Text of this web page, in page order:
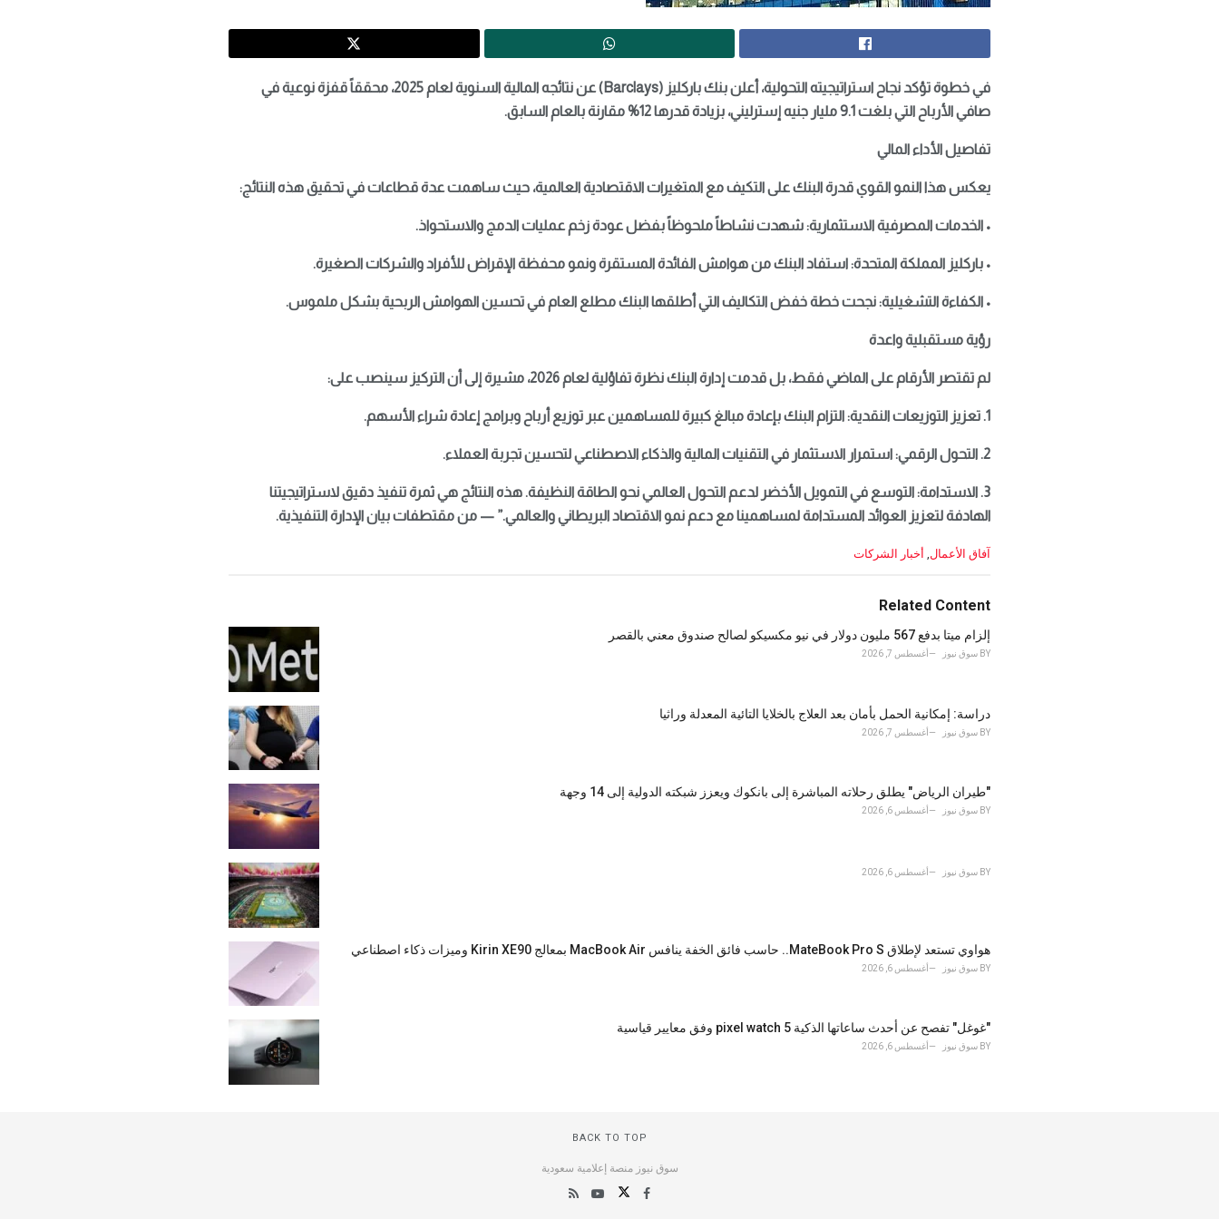
في خطوة تؤكد نجاح استراتيجيته التحولية، أعلن بنك باركليز (Barclays) عن نتائجه المالية السنوية لعام 2025، محققاً قفزة نوعية في
صافي الأرباح التي بلغت 9.1 مليار جنيه إسترليني، بزيادة قدرها 12% مقارنة بالعام السابق.
تفاصيل الأداء المالي
يعكس هذا النمو القوي قدرة البنك على التكيف مع المتغيرات الاقتصادية العالمية، حيث ساهمت عدة قطاعات في تحقيق هذه النتائج:
• الخدمات المصرفية الاستثمارية: شهدت نشاطاً ملحوظاً بفضل عودة زخم عمليات الدمج والاستحواذ.
• باركليز المملكة المتحدة: استفاد البنك من هوامش الفائدة المستقرة ونمو محفظة الإقراض للأفراد والشركات الصغيرة.
• الكفاءة التشغيلية: نجحت خطة خفض التكاليف التي أطلقها البنك مطلع العام في تحسين الهوامش الربحية بشكل ملموس.
رؤية مستقبلية واعدة
لم تقتصر الأرقام على الماضي فقط، بل قدمت إدارة البنك نظرة تفاؤلية لعام 2026، مشيرة إلى أن التركيز سينصب على:
1. تعزيز التوزيعات النقدية: التزام البنك بإعادة مبالغ كبيرة للمساهمين عبر توزيع أرباح وبرامج إعادة شراء الأسهم.
2. التحول الرقمي: استمرار الاستثمار في التقنيات المالية والذكاء الاصطناعي لتحسين تجربة العملاء.
3. الاستدامة: التوسع في التمويل الأخضر لدعم التحول العالمي نحو الطاقة النظيفة.
هذه النتائج هي ثمرة تنفيذ دقيق لاستراتيجيتنا
الهادفة لتعزيز العوائد المستدامة لمساهمينا مع دعم نمو الاقتصاد البريطاني والعالمي.” — من مقتطفات بيان الإدارة التنفيذية.
C
e
o
r
:
آفاق الأعمال أخبار الشركات
Related Content
إلزام ميتا بدفع 567 مليون دولار في نيو مكسيكو لصالح صندوق معني بالقصر
BY سوق نيوز أغسطس 7, 2026
دراسة: إمكانية الحمل بأمان بعد العلاج بالخلايا التائية المعدلة وراثيا
BY سوق نيوز أغسطس 7, 2026
"طيران الرياض" يطلق رحلاته المباشرة إلى بانكوك ويعزز شبكته الدولية إلى 14 وجهة
BY سوق نيوز أغسطس 6, 2026
BY سوق نيوز أغسطس 6, 2026
هواوي تستعد لإطلاق MateBook Pro S.. حاسب فائق الخفة ينافس MacBook Air بمعالج Kirin XE90 وميزات ذكاء اصطناعي
BY سوق نيوز أغسطس 6, 2026
"غوغل" تفصح عن أحدث ساعاتها الذكية pixel watch 5 وفق معايير قياسية
BY سوق نيوز أغسطس 6, 2026
BACK TO TOP
سوق نيوز منصة إعلامية سعودية